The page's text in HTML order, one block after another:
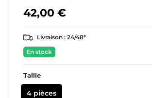
42,00 €
Livraison : 24/48*
En stock
Taille
4 pièces